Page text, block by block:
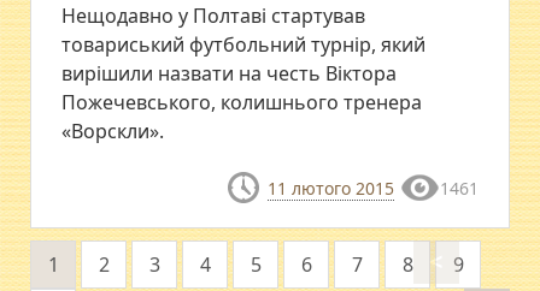
Нещодавно у Полтаві стартував
товариський футбольний турнір, який
вирішили назвати на честь Віктора
Пожечевського, колишнього тренера
«Ворскли».
11 лютого 2015 1461
<
1 2 3 4 5 6 7 8
9